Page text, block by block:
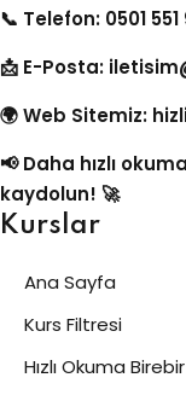
📞 Telefon: 0501
📩 E-Posta:
🌍 Web Sitemiz:
📢 Daha hızlı
kaydolun! 🚀
Kurslar
Ana Sayfa
Kurs Filtresi
Hızlı Okuma